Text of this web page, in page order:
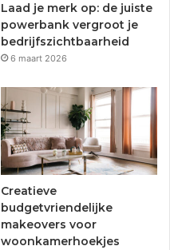
a
m
Laad je merk op: de juiste
powerbank vergroot je
bedrijfszichtbaarheid
6 maart 2026
Creatieve
budgetvriendelijke
makeovers voor
woonkamerhoekjes